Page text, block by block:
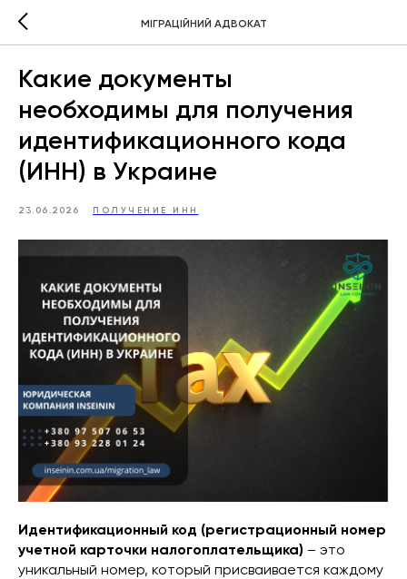
МІГРАЦІЙНИЙ АДВОКАТ
Какие документы
необходимы для получения
идентификационного кода
(ИНН) в Украине
23.06.2026 ПОЛУЧЕНИЕ ИНН
Идентификационный код (регистрационный номер
учетной карточки налогоплательщика) – это
уникальный номер, который присваивается каждому